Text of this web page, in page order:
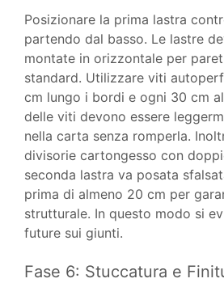
Posizionare la prima lastra
partendo dal basso. Le lastre
montate in orizzontale per
standard. Utilizzare viti
cm lungo i bordi e ogni 30 cm
delle viti devono essere
nella carta senza romperla.
divisorie cartongesso con
seconda lastra va posata
prima di almeno 20 cm per
strutturale. In questo modo si
future sui giunti.
Fase 6: Stuccatura e